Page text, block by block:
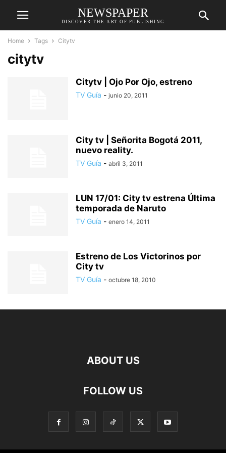
NEWSPAPER
DISCOVER THE ART OF PUBLISHING
Home Tags Citytv
citytv
Citytv | Ojo Por Ojo, estreno
TV Guía - junio 20, 2011
City tv | Señorita Bogotá 2011,
nuevo reality.
TV Guía - abril 3, 2011
LUN 17/01: City tv estrena Última
temporada de Naruto
TV Guía - enero 14, 2011
Estreno de Los Victorinos por
City tv
TV Guía - octubre 18, 2010
ABOUT US
FOLLOW US